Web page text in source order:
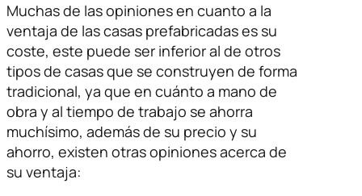
Muchas de las opiniones en cuanto a la
ventaja de las casas prefabricadas es su
coste, este puede ser inferior al de otros
tipos de casas que se construyen de forma
tradicional, ya que en cuánto a mano de
obra y al tiempo de trabajo se ahorra
muchísimo, además de su precio y su
ahorro, existen otras opiniones acerca de
su ventaja: